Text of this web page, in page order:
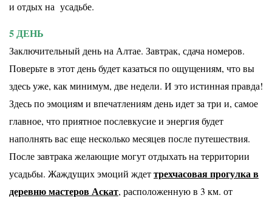
и отдых на усадьбе.
5 ДЕНЬ
Заключительный день на Алтае. Завтрак, сдача номеров.
Поверьте в этот день будет казаться по ощущениям, что вы
здесь уже, как минимум, две недели. И это истинная правда!
Здесь по эмоциям и впечатлениям день идет за три и, самое
главное, что приятноепослевкусие и энергия будет
наполнять вас еще несколько месяцев после путешествия.
После завтрака желающие могут отдыхать на территории
усадьбы. Жаждущих эмоций ждеттрехчасовая прогулка в
деревню мастеров Аскат, расположенную в 3 км. от